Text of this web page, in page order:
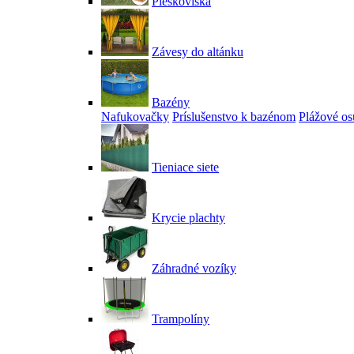
Závesy do altánku
Bazény
Nafukovačky Príslušenstvo k bazénom Plážové
Tieniace siete
Krycie plachty
Záhradné vozíky
Trampolíny